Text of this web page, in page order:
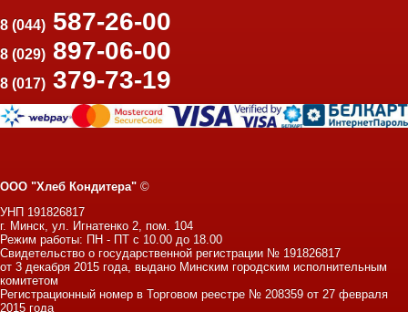
8 (044) 587-26-00
8 (029) 897-06-00
8 (017) 379-73-19
ООО "Хлеб Кондитера" ©
УНП 191826817
г. Минск, ул. Игнатенко 2, пом. 104
Режим работы: ПН - ПТ с 10.00 до 18.00
Свидетельство о государственной регистрации № 191826817
от 3 декабря 2015 года, выдано Минским городским исполнительным
комитетом
Регистрационный номер в Торговом реестре № 208359 от 27 февраля
2015 года